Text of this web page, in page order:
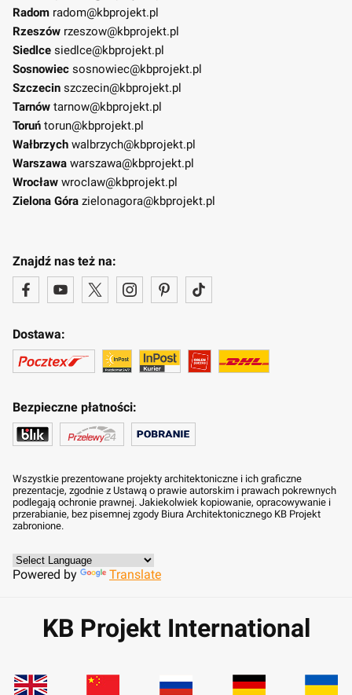
Radom radom@kbprojekt.pl
Rzeszów rzeszow@kbprojekt.pl
Siedlce siedlce@kbprojekt.pl
Sosnowiec sosnowiec@kbprojekt.pl
Szczecin szczecin@kbprojekt.pl
Tarnów tarnow@kbprojekt.pl
Toruń torun@kbprojekt.pl
Wałbrzych walbrzych@kbprojekt.pl
Warszawa warszawa@kbprojekt.pl
Wrocław wroclaw@kbprojekt.pl
Zielona Góra zielonagora@kbprojekt.pl
Znajdź nas też na:
Dostawa:
Bezpieczne płatności:
Wszystkie prezentowane projekty architektoniczne i ich graficzne
prezentacje, zgodnie z Ustawą o prawie autorskim i prawach pokrewnych
podlegają ochronie prawnej. Jakiekolwiek kopiowanie, opracowywanie i
przerabianie, bez pisemnej zgody Biura Architektonicznego KB Projekt
zabronione.
Powered by Translate
KB Projekt International